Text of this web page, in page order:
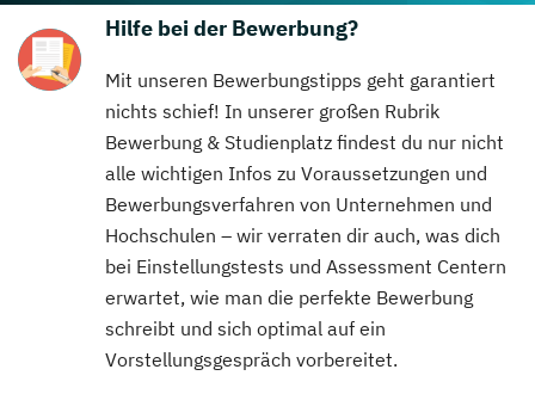
Hilfe bei der Bewerbung?
Mit unseren Bewerbungstipps geht garantiert
nichts schief! In unserer großen Rubrik
Bewerbung & Studienplatz findest du nur nicht
alle wichtigen Infos zu Voraussetzungen und
Bewerbungsverfahren von Unternehmen und
Hochschulen – wir verraten dir auch, was dich
bei Einstellungstests und Assessment Centern
erwartet, wie man die perfekte Bewerbung
schreibt und sich optimal auf ein
Vorstellungsgespräch vorbereitet.